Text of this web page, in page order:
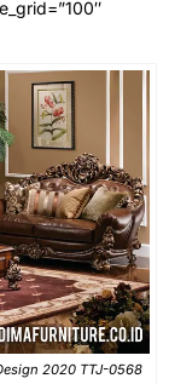
2020 TTJ-0568